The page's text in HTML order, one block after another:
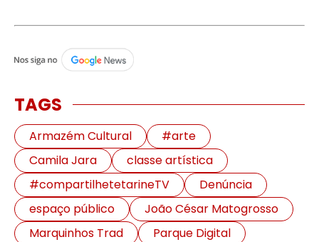
TAGS
Armazém Cultural
#arte
Camila Jara
classe artística
#compartilhetetarineTV
Denúncia
espaço público
João César Matogrosso
Marquinhos Trad
Parque Digital